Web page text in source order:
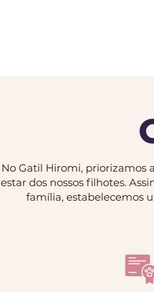
No Gatil Hiromi, priorizamos
estar dos nossos filhotes.
família, estabelecemos